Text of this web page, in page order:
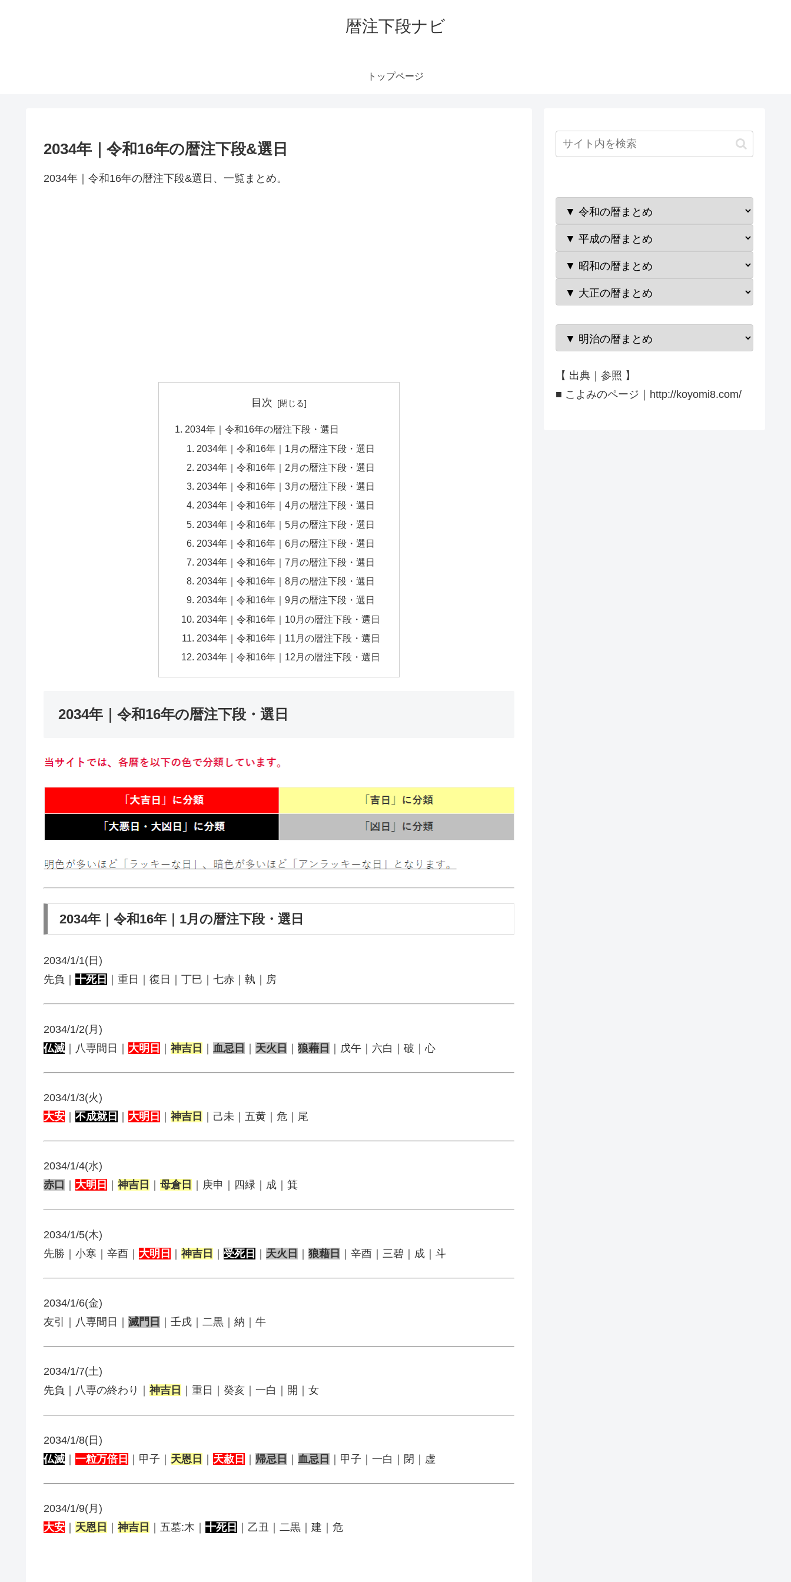
暦注下段ナビ
トップページ
2034年｜令和16年の暦注下段&選日
2034年｜令和16年の暦注下段&選日、一覧まとめ。
目次
2034年｜令和16年の暦注下段・選日
2034年｜令和16年｜1月の暦注下段・選日
2034年｜令和16年｜2月の暦注下段・選日
2034年｜令和16年｜3月の暦注下段・選日
2034年｜令和16年｜4月の暦注下段・選日
2034年｜令和16年｜5月の暦注下段・選日
2034年｜令和16年｜6月の暦注下段・選日
2034年｜令和16年｜7月の暦注下段・選日
2034年｜令和16年｜8月の暦注下段・選日
2034年｜令和16年｜9月の暦注下段・選日
2034年｜令和16年｜10月の暦注下段・選日
2034年｜令和16年｜11月の暦注下段・選日
2034年｜令和16年｜12月の暦注下段・選日
2034年｜令和16年の暦注下段・選日
2034年｜令和16年｜1月の暦注下段・選日
2034/1/1(日)
先負｜ 十死日 ｜重日｜復日｜丁巳｜七赤｜執｜房
2034/1/2(月)
仏滅 ｜八専間日｜ 大明日 ｜ 神吉日 ｜ 血忌日 ｜ 天火日 ｜ 狼藉日 ｜戊午｜六白｜破｜心
2034/1/3(火)
大安 ｜ 不成就日 ｜ 大明日 ｜ 神吉日 ｜己未｜五黄｜危｜尾
2034/1/4(水)
赤口
大明日 神吉日 母倉日 ｜庚申｜四緑｜成｜箕
2034/1/5(木)
先勝｜小寒｜辛酉｜ 大明日 ｜ 神吉日 ｜ 受死日 ｜ 天火日 ｜ 狼藉日 ｜辛酉｜三碧｜成｜斗
2034/1/6(金)
友引｜八専間日｜ 滅門日 ｜壬戌｜二黒｜納｜牛
2034/1/7(土)
先負｜八専の終わり｜ 神吉日 ｜重日｜癸亥｜一白｜開｜女
2034/1/8(日)
仏滅 ｜ 一粒万倍日 ｜甲子｜ 天恩日 ｜ 天赦日 ｜ 帰忌日 ｜ 血忌日 ｜甲子｜一白｜閉｜虚
2034/1/9(月)
大安
天恩日 神吉日 ｜五墓:木｜ 十死日 ｜乙丑｜二黒｜建｜危
【 出典｜参照 】
■ こよみのページ｜http://koyomi8.com/